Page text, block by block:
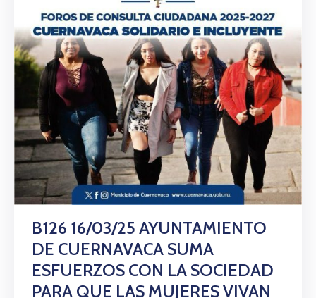
B126 16/03/25 AYUNTAMIENTO
DE CUERNAVACA SUMA
ESFUERZOS CON LA SOCIEDAD
PARA QUE LAS MUJERES VIVAN